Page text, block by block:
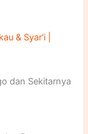
& Syar'i |
dan Sekitarnya